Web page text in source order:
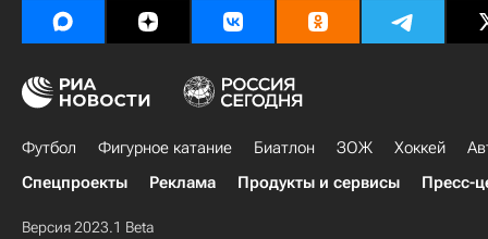
Футбол Фигурное катание Биатлон ЗОЖ Хоккей
Спецпроекты
Реклама Продукты и сервисы Пресс-
Версия 2023.1 Beta